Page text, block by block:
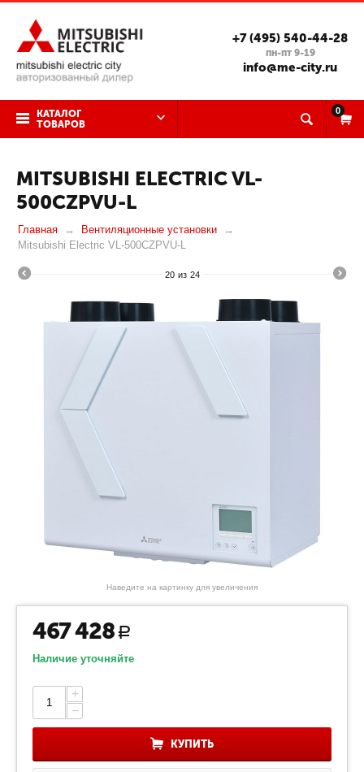
+7 (495) 540-44-28
пн-пт 9-19
info@me-city.ru
КАТАЛОГ
ТОВАРОВ
0
MITSUBISHI ELECTRIC VL-
500CZPVU-L
Главная
Вентиляционные установки
Mitsubishi Electric VL-500CZPVU-L
20 из 24
Наведите на картинку для увеличения
467 428 Р
Наличие уточняйте
+
−
КУПИТЬ